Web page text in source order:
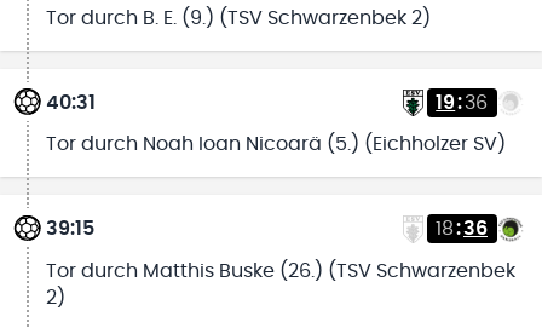
Tor durch B. E. (9.) (TSV Schwarzenbek 2)
40:31 19:36
Tor durch Noah Ioan Nicoarä (5.) (Eichholzer SV)
39:15 18:36
Tor durch Matthis Buske (26.) (TSV Schwarzenbek
2)